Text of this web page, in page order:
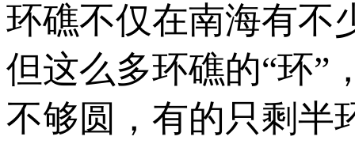
环礁不仅在南海有不
但这么多环礁的“环”
不够圆，有的只剩